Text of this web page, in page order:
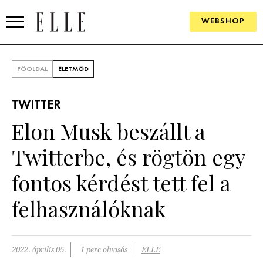
WEBSHOP
SZÉPSÉG
PSZICHÉ
PÁRKAPCSOLAT
FŐOLDAL ÉLETMÓD
TWITTER
Elon Musk beszállt a
Twitterbe, és rögtön egy
fontos kérdést tett fel a
felhasználóknak
2022. április 05. 1 perc olvasás ELLE